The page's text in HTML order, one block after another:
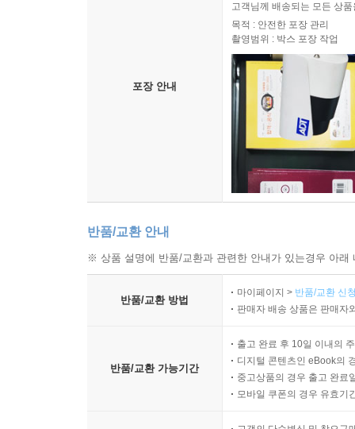
포장 안내
고객님께 배송되는 모든 상
목적 : 안전한 포장 관리
촬영범위 : 박스 포장 작업
반품/교환 안내
※ 상품 설명에 반품/교환과 관련한 안내가 있는경우 아
반품/교환 방법
마이페이지 > 반품/교환 신
판매자 배송 상품은 판매자
반품/교환 가능기간
출고 완료 후 10일 이내의
디지털 콘텐츠인 eBook의
중고상품의 경우 출고 완료
모바일 쿠폰의 경우 유효기